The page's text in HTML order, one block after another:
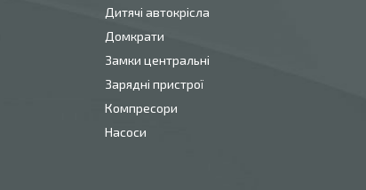
Дитячі автокрісла
Домкрати
Замки центральні
Зарядні пристрої
Компресори
Насоси